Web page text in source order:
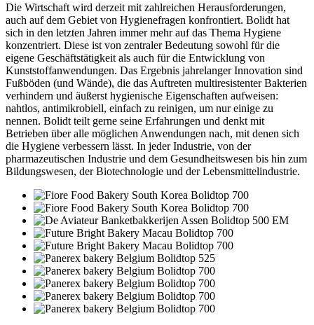
Die Wirtschaft wird derzeit mit zahlreichen Herausforderungen,
auch auf dem Gebiet von Hygienefragen konfrontiert. Bolidt hat
sich in den letzten Jahren immer mehr auf das Thema Hygiene
konzentriert. Diese ist von zentraler Bedeutung sowohl für die
eigene Geschäftstätigkeit als auch für die Entwicklung von
Kunststoffanwendungen. Das Ergebnis jahrelanger Innovation sind
Fußböden (und Wände), die das Auftreten multiresistenter Bakterien
verhindern und äußerst hygienische Eigenschaften aufweisen:
nahtlos, antimikrobiell, einfach zu reinigen, um nur einige zu
nennen. Bolidt teilt gerne seine Erfahrungen und denkt mit
Betrieben über alle möglichen Anwendungen nach, mit denen sich
die Hygiene verbessern lässt. In jeder Industrie, von der
pharmazeutischen Industrie und dem Gesundheitswesen bis hin zum
Bildungswesen, der Biotechnologie und der Lebensmittelindustrie.